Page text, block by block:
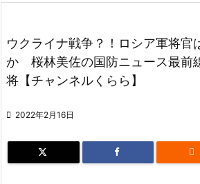
ウクライナ戦争？！ロシア軍将官
か 桜林美佐の国防ニュース最
将【チャンネルくらら】
 2022年2月16日
